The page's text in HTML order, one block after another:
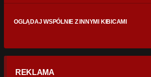
OGLĄDAJ WSPÓLNIE Z INNYMI KIBICAMI
REKLAMA